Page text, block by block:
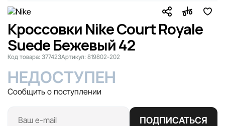
Кроссовки Nike Court Royale
Suede Бежевый 42
Код товара: 377423Артикул: 819802-202
НЕДОСТУПЕН
Сообщить о поступлении
ПОДПИСАТЬСЯ